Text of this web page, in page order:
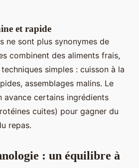
et rapide
ne sont plus synonymes de
combinent des aliments frais,
simples : cuisson à la
assemblages malins. Le
avance certains ingrédients
cuites) pour gagner du
repas.
: un équilibre à